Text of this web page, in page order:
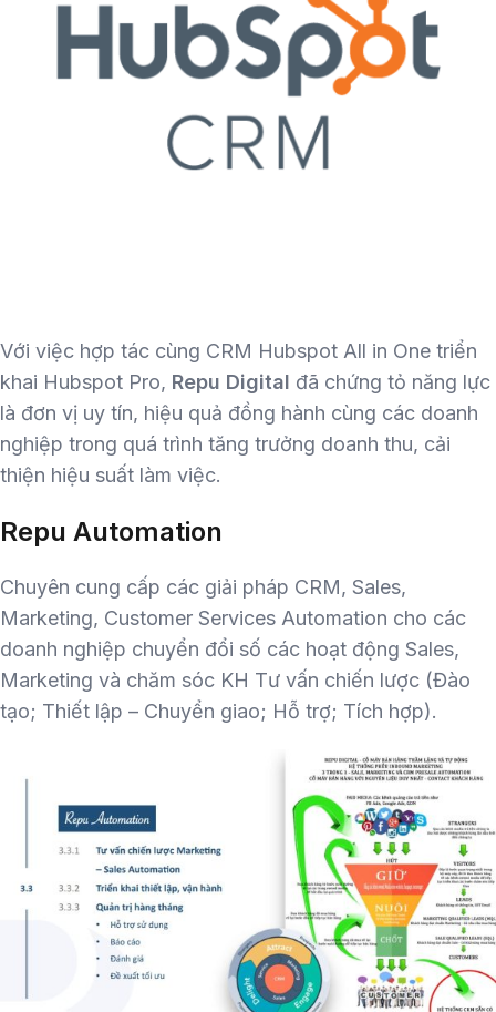
Với việc hợp tác cùng CRM Hubspot All in One triển
khai Hubspot Pro, Repu Digital đã chứng tỏ năng lực
là đơn vị uy tín, hiệu quả đồng hành cùng các doanh
nghiệp trong quá trình tăng trưởng doanh thu, cải
thiện hiệu suất làm việc.
Repu Automation
Chuyên cung cấp các giải pháp CRM, Sales,
Marketing, Customer Services Automation cho các
doanh nghiệp chuyển đổi số các hoạt động Sales,
Marketing và chăm sóc KH Tư vấn chiến lược (Đào
tạo; Thiết lập – Chuyển giao; Hỗ trợ; Tích hợp).